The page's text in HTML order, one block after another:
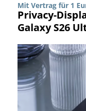
Mit Vertrag für 1
Privacy-
Galaxy S26